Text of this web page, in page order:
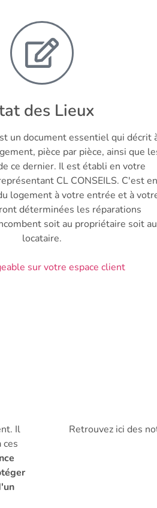
des Lieux
un document essentiel qui décrit
pièce par pièce, ainsi que
ce dernier. Il est établi en votre
CL CONSEILS. C'est en
logement à votre entrée et à
déterminées les réparations
soit au propriétaire soit au
locataire.
sur votre espace client
Il
ces
Retrouvez ici des